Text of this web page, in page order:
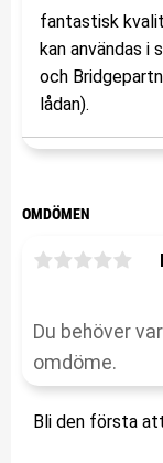
fantastisk
kan användas
och
lådan).
OMDÖMEN
Bli den första